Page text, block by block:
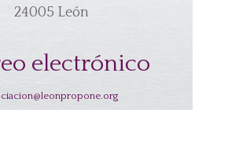
24005 León
electrónico